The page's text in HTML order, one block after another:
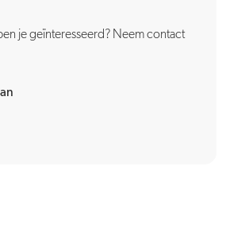
je geïnteresseerd? Neem contact